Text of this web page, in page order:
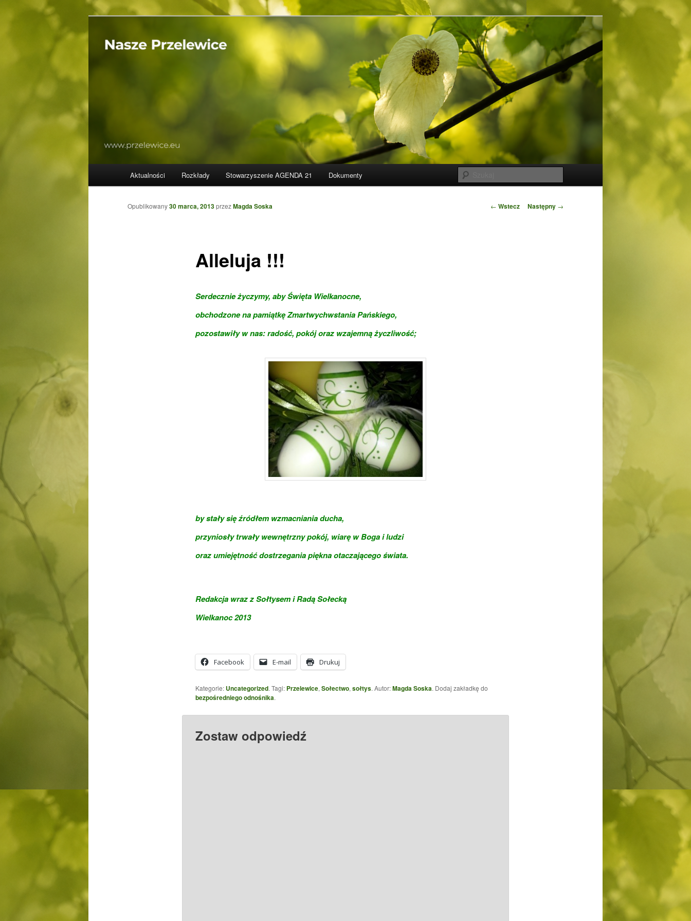
Przelewice
Aktualności Rozkłady Stowarzyszenie AGENDA 21 Dokumenty
Zobacz
← Wstecz Następny →
Alleluja !!!
Opublikowany30 marca, 2013przezMagda Soska
Serdecznie życzymy, aby Święta Wielkanocne,
obchodzone na pamiątkę Zmartwychwstania Pańskiego,
pozostawiły w nas: radość, pokój oraz wzajemną życzliwość;
by stały się źródłem wzmacnianiaducha,
przyniosły trwały wewnętrzny pokój, wiarę w Boga i ludzi
oraz umiejętność dostrzegania piękna otaczającego świata.
Redakcja wraz z Sołtysem i Radą Sołecką
Wielkanoc 2013
Facebook E-mail Drukuj
Kategorie: Uncategorized. Tagi: Przelewice,Sołectwo,sołtys. Autor:Magda Soska. Dodaj zakładkę do
bezpośredniego odnośnika.
Zostaw odpowiedź